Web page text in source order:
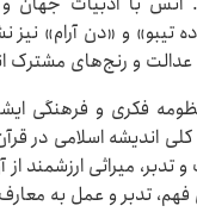
و «دن آرام» نیز
عدالت و رنج‌های مشترک
فکری و فرهنگی
اندیشه اسلامی در
تدبر، میراثی ارزشمند
تدبر و عمل به